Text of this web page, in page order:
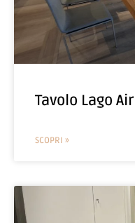
Tavolo Lago Air
SCOPRI »